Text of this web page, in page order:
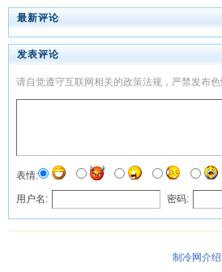
最新评论
发表评论
请自觉遵守互联网相关的政策法规，严禁发布色
表情:
用户名: 密码:
制冷网介绍